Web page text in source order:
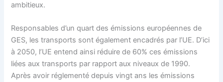
ambitieux.
Responsables d’un quart des émissions européennes de
GES, les transports sont également encadrés par l’UE. D’ici
à 2050, l’UE entend ainsi réduire de 60% ces émissions
liées aux transports par rapport aux niveaux de 1990.
Après avoir réglementé depuis vingt ans les émissions